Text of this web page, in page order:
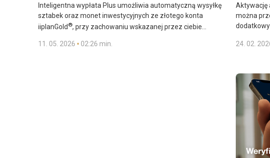
Inteligentna wypłata Plus umożliwia automatyczną wysyłkę
sztabek oraz monet inwestycyjnych ze złotego konta
iiplanGold ®, przy zachowaniu wskazanej przez ciebie
inteligentnego zlecenia łączysz dwa istotne elementy:
11. 05. 2026 • 02:26 min.
Aktywację
można
łączy
umowy i
aplikacji.
Szukasz
24. 02.